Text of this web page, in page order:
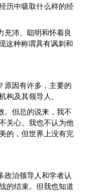
历中吸取什么样的经
充沛、聪明和怀着良
这种称谓具有讽刺和
原因有许多，主要的
构及其领导人。
。但总的说来，我不
关心。我也不认为他
的，但世界上没有完
政治领导人和学者认
的结束。但我也知道